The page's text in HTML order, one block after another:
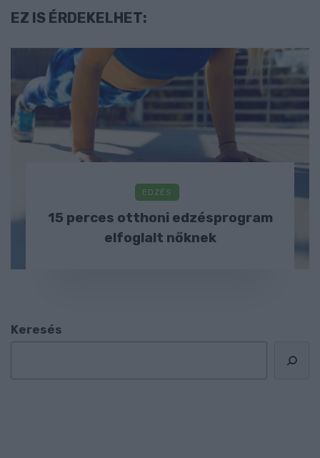
EZ IS ÉRDEKELHET:
EDZÉS
15 perces otthoni edzésprogram
elfoglalt nőknek
Keresés